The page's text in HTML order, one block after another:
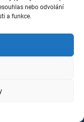
nebo odvolání
a funkce.